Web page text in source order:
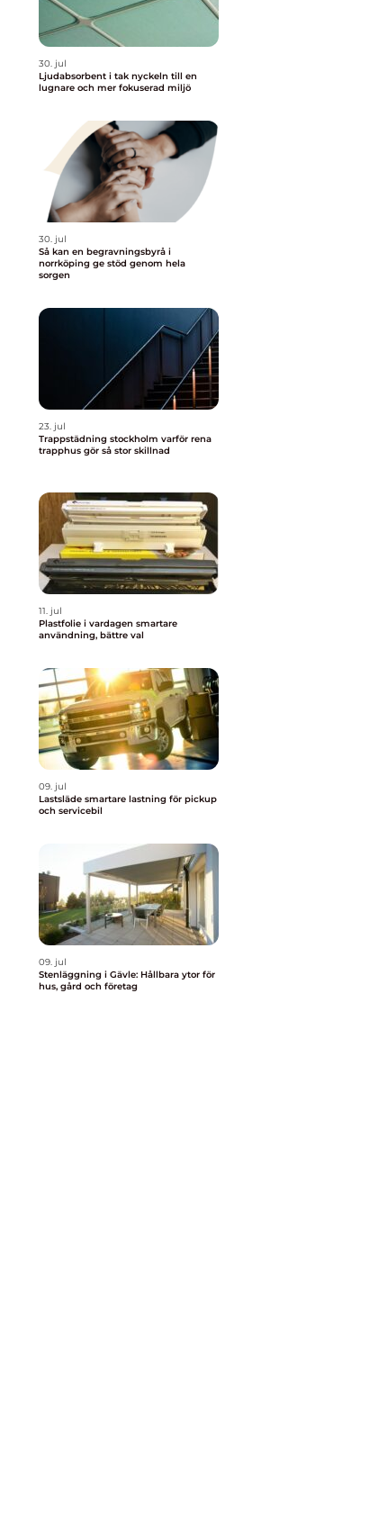
30. jul
Ljudabsorbent i tak nyckeln till en
lugnare och mer fokuserad miljö
30. jul
Så kan en begravningsbyrå i
norrköping ge stöd genom hela
sorgen
23. jul
Trappstädning stockholm varför rena
trapphus gör så stor skillnad
11. jul
Plastfolie i vardagen smartare
användning, bättre val
09. jul
Lastsläde smartare lastning för pickup
och servicebil
09. jul
Stenläggning i Gävle: Hållbara ytor för
hus, gård och företag